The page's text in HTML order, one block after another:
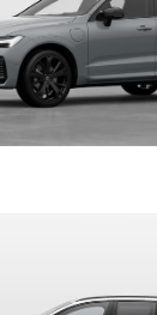
Edition